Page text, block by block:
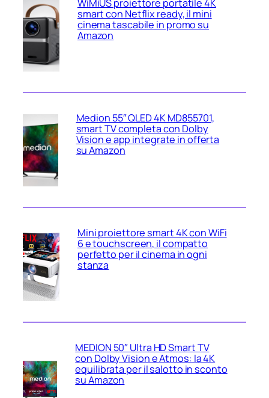
WiMiUS proiettore portatile 4K
smart con Netflix ready, il mini
cinema tascabile in promo su
Amazon
Medion 55″ QLED 4K MD855701,
smart TV completa con Dolby
Vision e app integrate in offerta
su Amazon
Mini proiettore smart 4K con WiFi
6 e touchscreen, il compatto
perfetto per il cinema in ogni
stanza
MEDION 50″ Ultra HD Smart TV
con Dolby Vision e Atmos: la 4K
equilibrata per il salotto in sconto
su Amazon